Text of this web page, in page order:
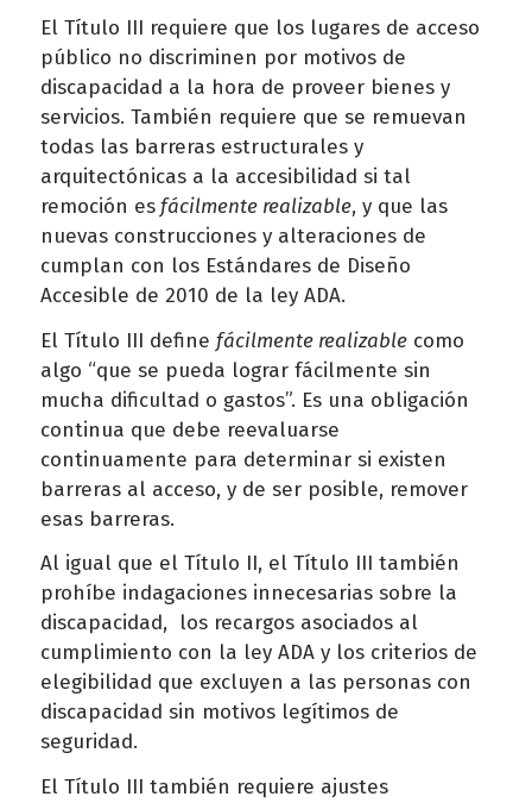
El Título III requiere que los lugares de acceso
público no discriminen por motivos de
discapacidad a la hora de proveer bienes y
servicios. También requiere que se remuevan
todas las barreras estructurales y
arquitectónicas a la accesibilidad si tal
remoción esfácilmente realizable, y que las
nuevas construcciones y alteraciones de
cumplan con los Estándares de Diseño
Accesible de 2010 de la ley ADA.
El Título III define fácilmente realizable como
algo “que se pueda lograr fácilmente sin
mucha dificultad o gastos”. Es una obligación
continua que debe reevaluarse
continuamente para determinar si existen
barreras al acceso, y de ser posible, remover
esas barreras.
Al igual que el Título II, el Título III también
prohíbe indagaciones innecesarias sobre la
discapacidad, los recargos asociados al
cumplimiento con la ley ADA y los criterios de
elegibilidad que excluyen a las personas con
discapacidad sin motivos legítimos de
seguridad.
El Título III también requiere ajustes